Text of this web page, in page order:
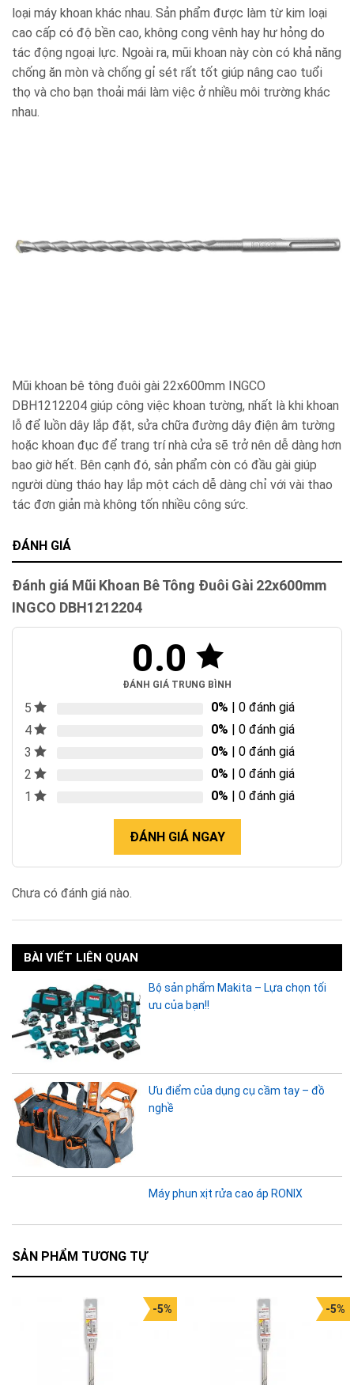
loại máy khoan khác nhau. Sản phẩm được làm từ kim loại
cao cấp có độ bền cao, không cong vênh hay hư hỏng do
tác động ngoại lực. Ngoài ra, mũi khoan này còn có khả năng
chống ăn mòn và chống gỉ sét rất tốt giúp nâng cao tuổi
thọ và cho bạn thoải mái làm việc ở nhiều môi trường khác
nhau.
Mũi khoan bê tông đuôi gài 22x600mm INGCO
DBH1212204 giúp công việc khoan tường, nhất là khi khoan
lỗ để luồn dây lắp đặt, sửa chữa đường dây điện âm tường
hoặc khoan đục để trang trí nhà cửa sẽ trở nên dễ dàng hơn
bao giờ hết. Bên cạnh đó, sản phẩm còn có đầu gài giúp
người dùng tháo hay lắp một cách dễ dàng chỉ với vài thao
tác đơn giản mà không tốn nhiều công sức.
ĐÁNH GIÁ
Đánh giá Mũi Khoan Bê Tông Đuôi Gài 22x600mm
INGCO DBH1212204
0.0
ĐÁNH GIÁ TRUNG BÌNH
5 0% | 0 đánh giá
4
0% | 0 đánh giá
3
0% | 0 đánh giá
2
0% | 0 đánh giá
1
0% | 0 đánh giá
ĐÁNH GIÁ NGAY
Chưa có đánh giá nào.
BÀI VIẾT LIÊN QUAN
Bộ sản phẩm Makita – Lựa chọn tối
ưu của bạn!!
Ưu điểm của dụng cụ cầm tay – đồ
nghề
Máy phun xịt rửa cao áp RONIX
SẢN PHẨM TƯƠNG TỰ
-5% -5%